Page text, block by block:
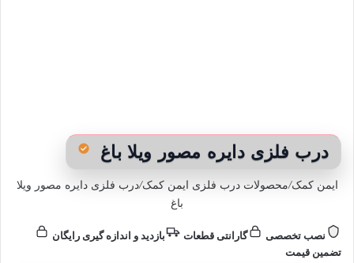
درب فلزی دایره مصور ویلا باغ
ایمن کمک/محصولات درب فلزی ایمن کمک/درب فلزی دایره مصور ویلا
باغ
نصب تخصصی گارانتی قطعات
بازدید و اندازه گیری رایگان
تضمین قیمت